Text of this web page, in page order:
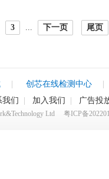
3 ... 下一页 尾页
创芯在线检测中心
我们 加入我们 广告投
Ltd 粤ICP备